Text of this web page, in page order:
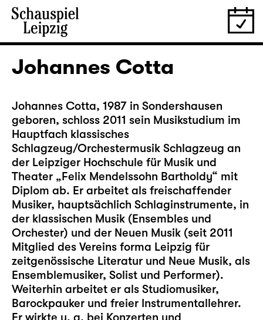
Johannes Cotta
Johannes Cotta, 1987 in Sondershausen
geboren, schloss 2011 sein Musikstudium im
Hauptfach klassisches
Schlagzeug/Orchestermusik Schlagzeug an
der Leipziger Hochschule für Musik und
Theater „Felix Mendelssohn Bartholdy“ mit
Diplom ab. Er arbeitet als freischaffender
Musiker, hauptsächlich Schlaginstrumente, in
der klassischen Musik (Ensembles und
Orchester) und der Neuen Musik (seit 2011
Mitglied des Vereins forma Leipzig für
zeitgenössische Literatur und Neue Musik, als
Ensemblemusiker, Solist und Performer).
Weiterhin arbeitet er als Studiomusiker,
Barockpauker und freier Instrumentallehrer.